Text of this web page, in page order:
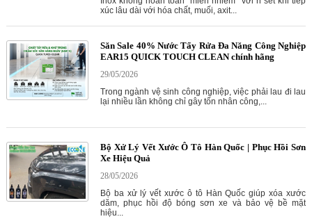
xúc lâu dài với hóa chất, muối, axit...
Săn Sale 40% Nước Tẩy Rửa Đa Năng Công Nghiệp
EAR15 QUICK TOUCH CLEAN chính hãng
29/05/2026
Trong ngành vệ sinh công nghiệp, việc phải lau đi lau
lại nhiều lần không chỉ gây tốn nhân công,...
Bộ Xử Lý Vết Xước Ô Tô Hàn Quốc | Phục Hồi Sơn
Xe Hiệu Quả
28/05/2026
Bộ ba xử lý vết xước ô tô Hàn Quốc giúp xóa xước
dăm, phục hồi độ bóng sơn xe và bảo vệ bề mặt
hiệu...